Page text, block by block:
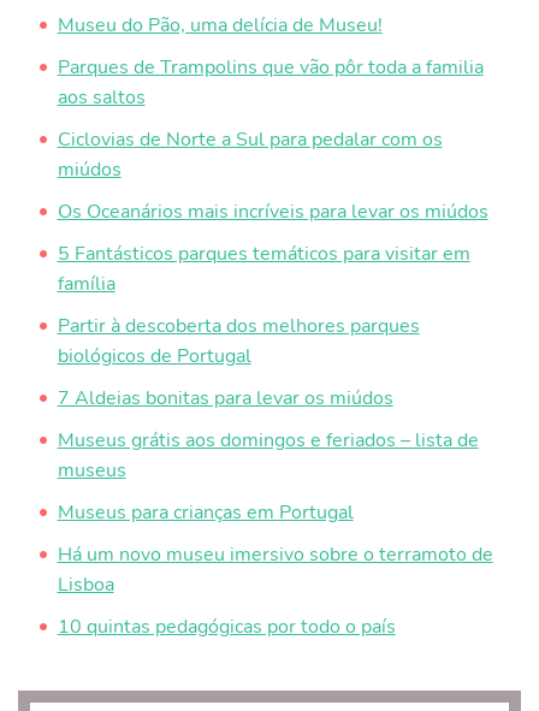
Museu do Pão, uma delícia de Museu!
Parques de Trampolins que vão pôr toda a familia
aos saltos
Ciclovias de Norte a Sul para pedalar com os
miúdos
Os Oceanários mais incríveis para levar os miúdos
5 Fantásticos parques temáticos para visitar em
família
Partir à descoberta dos melhores parques
biológicos de Portugal
7 Aldeias bonitas para levar os miúdos
Museus grátis aos domingos e feriados – lista de
museus
Museus para crianças em Portugal
Há um novo museu imersivo sobre o terramoto de
Lisboa
10 quintas pedagógicas por todo o país